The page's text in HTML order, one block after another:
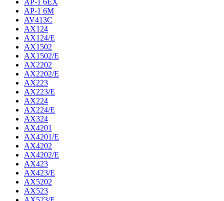
AP-1 6EX
AP-1 6M
AV413C
AX124
AX124/E
AX1502
AX1502/E
AX2202
AX2202/E
AX223
AX223/E
AX224
AX224/E
AX324
AX4201
AX4201/E
AX4202
AX4202/E
AX423
AX423/E
AX5202
AX523